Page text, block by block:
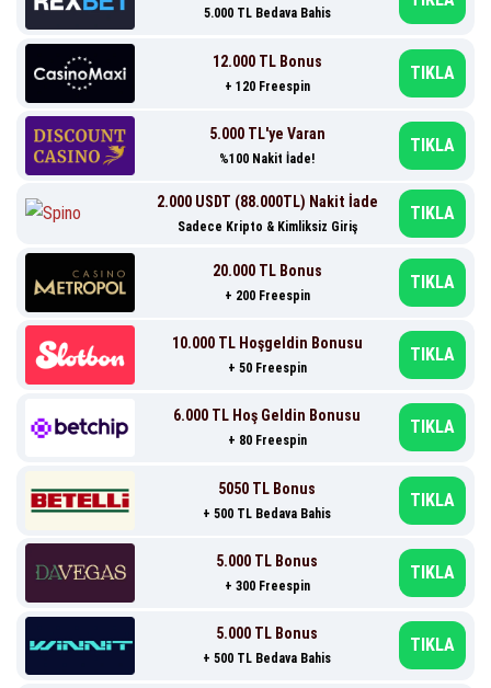
5.000 TL Bedava Bahis
12.000 TL Bonus
+ 120 Freespin
TIKLA
5.000 TL'ye Varan
%100 Nakit İade!
TIKLA
2.000 USDT (88.000TL) Nakit İade
Sadece Kripto & Kimliksiz Giriş
TIKLA
20.000 TL Bonus
+ 200 Freespin
TIKLA
10.000 TL Hoşgeldin Bonusu
+ 50 Freespin
TIKLA
6.000 TL Hoş Geldin Bonusu
+ 80 Freespin
TIKLA
5050 TL Bonus
+ 500 TL Bedava Bahis
TIKLA
5.000 TL Bonus
+ 300 Freespin
TIKLA
5.000 TL Bonus
+ 500 TL Bedava Bahis
TIKLA